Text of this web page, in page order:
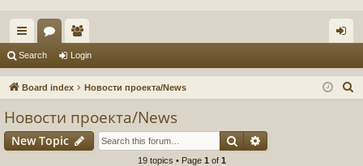
ui
ck
or
u
e
m in
Search Login
Board index Новости проекта/News
Новости проекта/News
New Topic Search
19 topics • Page 1 of 1